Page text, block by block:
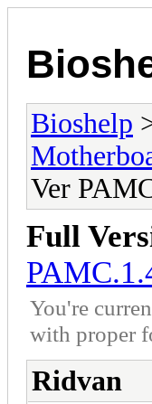
Bioshelp
Ver
Full
You're
with proper
Ridvan